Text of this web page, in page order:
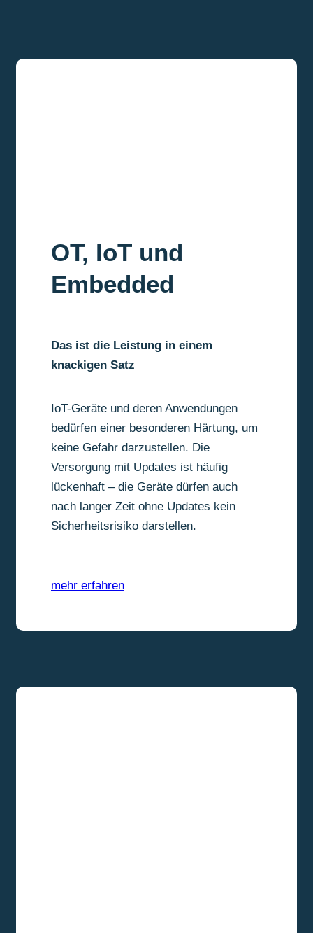
OT, IoT und
Embedded
Das ist die Leistung in einem
knackigen Satz
IoT-Geräte und deren Anwendungen
bedürfen einer besonderen Härtung, um
keine Gefahr darzustellen. Die
Versorgung mit Updates ist häufig
lückenhaft – die Geräte dürfen auch
nach langer Zeit ohne Updates kein
Sicherheitsrisiko darstellen.
mehr erfahren